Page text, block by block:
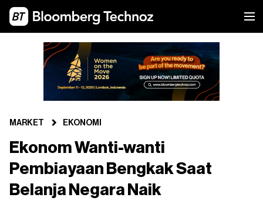
MARKET EKONOMI
Ekonom Wanti-wanti
Pembiayaan Bengkak Saat
Belanja Negara Naik